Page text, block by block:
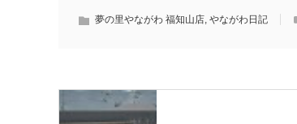
夢の里やながわ 福知山店 やながわ日記